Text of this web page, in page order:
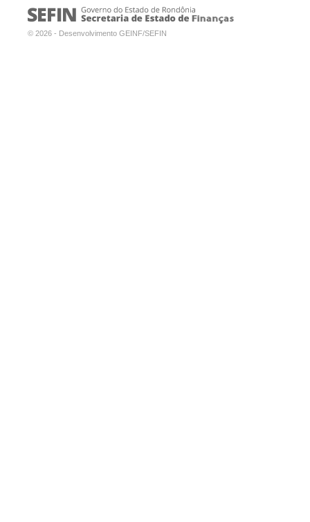
© 2026 - Desenvolvimento GEINF/SEFIN